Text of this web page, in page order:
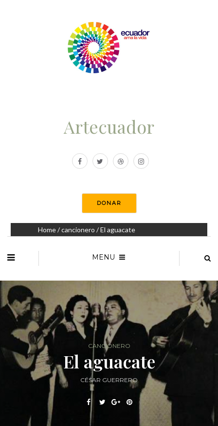
Artecuador
DONAR
Home/cancionero / El aguacate
MENU
CANCIONERO
El aguacate
CÉSAR GUERRERO